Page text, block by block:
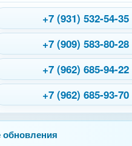
+7 (931) 532-54-35
+7 (909) 583-80-28
+7 (962) 685-94-22
+7 (962) 685-93-70
обновления